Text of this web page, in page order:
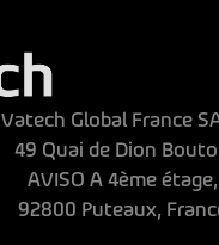
Vatech Global France
49 Quai de Dion
AVISO A 4ème étage,
92800 Puteaux,